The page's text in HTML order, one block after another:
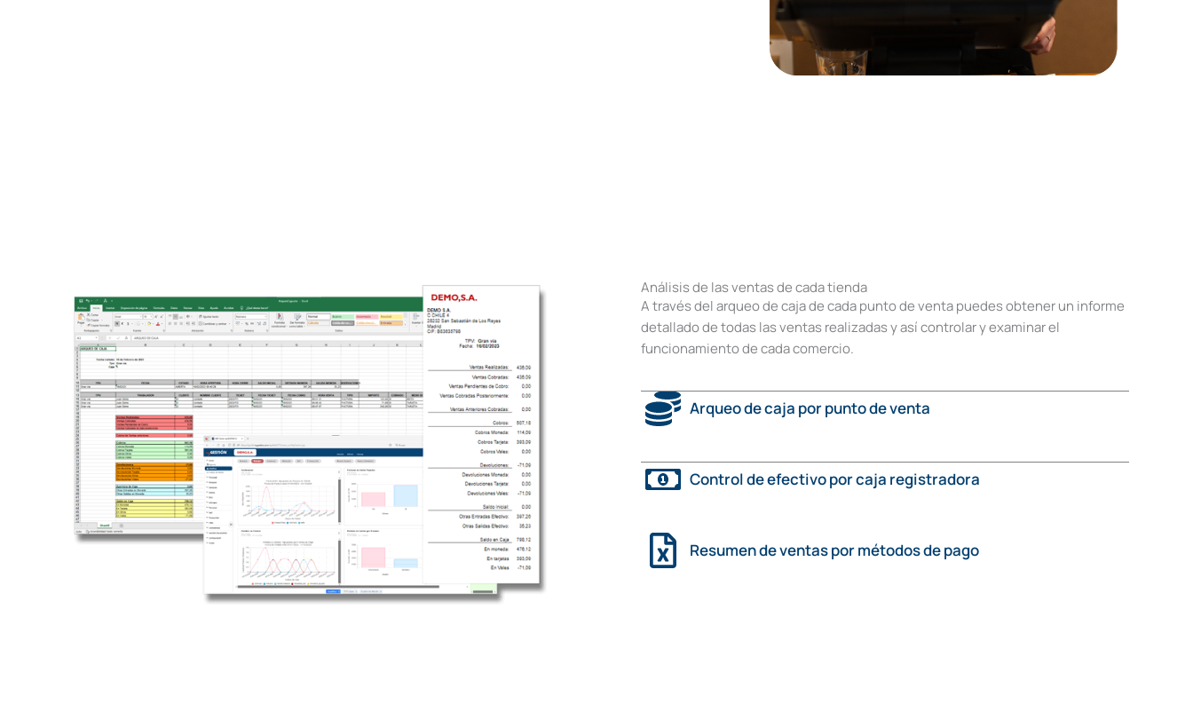
Análisis de las ventas de cada tienda
A través del arqueo de caja de cada punto de venta puedes obtener un informe
detallado de todas las ventas realizadas y así controlar y examinar el
funcionamiento de cada comercio.
Arqueo de caja por punto de venta
Control de efectivo por caja registradora
Resumen de ventas por métodos de pago